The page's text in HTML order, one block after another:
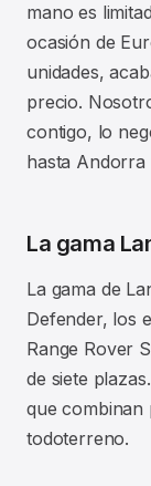
mano es
ocasión de
unidades,
precio.
contigo, lo
hasta Andorra
La gama
La gama de
Defender, los
Range Rover
de siete
que combinan
todoterreno.